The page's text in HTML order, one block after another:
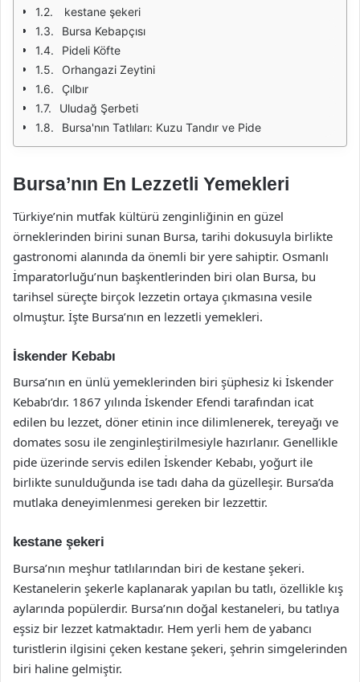
kestane şekeri
Bursa Kebapçısı
Pideli Köfte
Orhangazi Zeytini
Çılbır
Uludağ Şerbeti
Bursa'nın Tatlıları: Kuzu Tandır ve Pide
Bursa’nın En Lezzetli Yemekleri
Türkiye’nin mutfak kültürü zenginliğinin en güzel
örneklerinden birini sunan Bursa, tarihi dokusuyla birlikte
gastronomi alanında da önemli bir yere sahiptir. Osmanlı
İmparatorluğu’nun başkentlerinden biri olan Bursa, bu
tarihsel süreçte birçok lezzetin ortaya çıkmasına vesile
olmuştur. İşte Bursa’nın en lezzetli yemekleri.
İskender Kebabı
Bursa’nın en ünlü yemeklerinden biri şüphesiz ki İskender
Kebabı’dır. 1867 yılında İskender Efendi tarafından icat
edilen bu lezzet, döner etinin ince dilimlenerek, tereyağı ve
domates sosu ile zenginleştirilmesiyle hazırlanır. Genellikle
pide üzerinde servis edilen İskender Kebabı, yoğurt ile
birlikte sunulduğunda ise tadı daha da güzelleşir. Bursa’da
mutlaka deneyimlenmesi gereken bir lezzettir.
kestane şekeri
Bursa’nın meşhur tatlılarından biri de kestane şekeri.
Kestanelerin şekerle kaplanarak yapılan bu tatlı, özellikle kış
aylarında popülerdir. Bursa’nın doğal kestaneleri, bu tatlıya
eşsiz bir lezzet katmaktadır. Hem yerli hem de yabancı
turistlerin ilgisini çeken kestane şekeri, şehrin simgelerinden
biri haline gelmiştir.